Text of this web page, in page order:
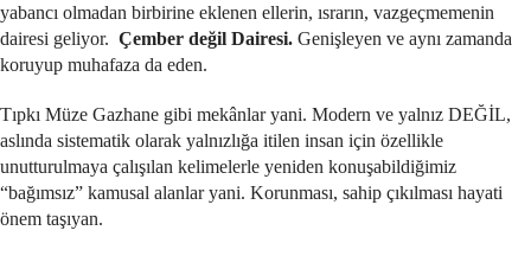
yabancı olmadan birbirine eklenen ellerin, ısrarın, vazgeçmemenin
dairesi geliyor. Çember değil Dairesi. Genişleyen ve aynı zamanda
koruyup muhafaza da eden.
Tıpkı Müze Gazhane gibi mekânlar yani. Modern ve yalnız DEĞİL,
aslında sistematik olarak yalnızlığa itilen insan için özellikle
unutturulmaya çalışılan kelimelerle yeniden konuşabildiğimiz
“bağımsız” kamusal alanlar yani. Korunması, sahip çıkılması hayati
önem taşıyan.